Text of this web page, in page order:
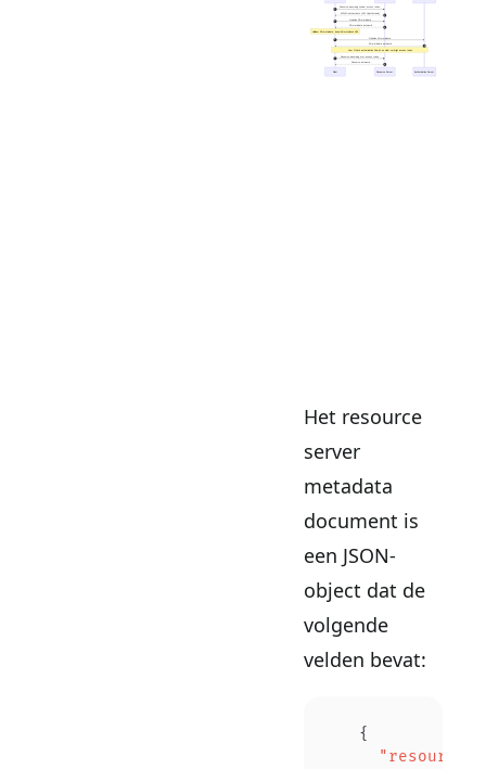
Het resource
server
metadata
document is
een JSON-
object dat de
volgende
velden bevat:
   {
     "resource"